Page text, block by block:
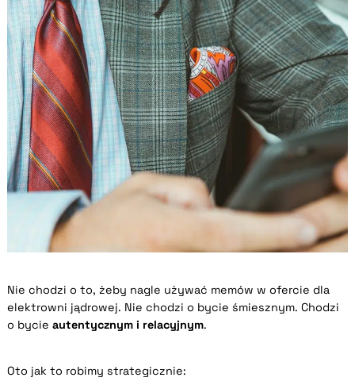
Nie chodzi o to, żeby nagle używać memów w ofercie dla
elektrowni jądrowej. Nie chodzi o bycie śmiesznym. Chodzi
o bycie autentycznym i relacyjnym.
Oto jak to robimy strategicznie: